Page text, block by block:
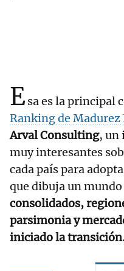
Esa es la principal
Ranking de Madurez
Arval Consulting, un
muy interesantes
cada país para
que dibuja un
consolidados,
parsimonia y
iniciado la